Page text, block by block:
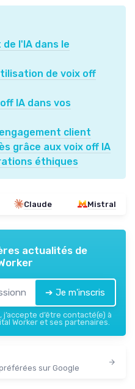
l'IA dans le
de voix off
IA dans vos
client
grâce aux voix off IA
éthiques
Claude Mistral
actualités de
➔ Je m'inscris
d’être contacté(e) à
Worker et ses partenaires.
sur Google